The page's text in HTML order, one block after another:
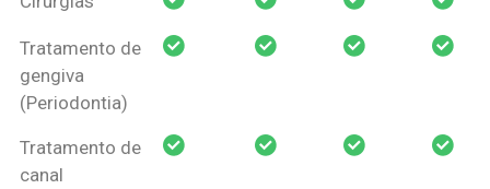
Tratamento de
gengiva
(Periodontia)
Tratamento de
canal